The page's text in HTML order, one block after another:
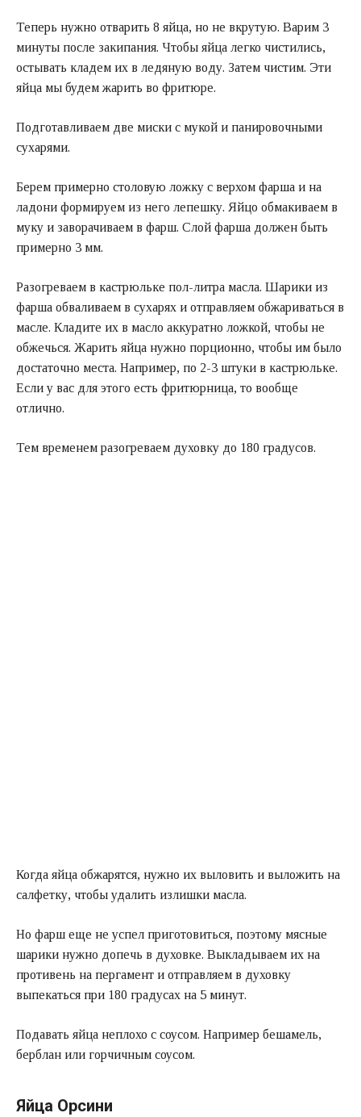
Теперь нужно отварить 8 яйца, но не вкрутую. Варим 3
минуты после закипания. Чтобы яйца легко чистились,
остывать кладем их в ледяную воду. Затем чистим. Эти
яйца мы будем жарить во фритюре.
Подготавливаем две миски с мукой и панировочными
сухарями.
Берем примерно столовую ложку с верхом фарша и на
ладони формируем из него лепешку. Яйцо обмакиваем в
муку и заворачиваем в фарш. Слой фарша должен быть
примерно 3 мм.
Разогреваем в кастрюльке пол-литра масла. Шарики из
фарша обваливаем в сухарях и отправляем обжариваться в
масле. Кладите их в масло аккуратно ложкой, чтобы не
обжечься. Жарить яйца нужно порционно, чтобы им было
достаточно места. Например, по 2-3 штуки в кастрюльке.
Если у вас для этого есть фритюрница, то вообще
отлично.
Тем временем разогреваем духовку до 180 градусов.
Когда яйца обжарятся, нужно их выловить и выложить на
салфетку, чтобы удалить излишки масла.
Но фарш еще не успел приготовиться, поэтому мясные
шарики нужно допечь в духовке. Выкладываем их на
противень на пергамент и отправляем в духовку
выпекаться при 180 градусах на 5 минут.
Подавать яйца неплохо с соусом. Например бешамель,
берблан или горчичным соусом.
Яйца Орсини